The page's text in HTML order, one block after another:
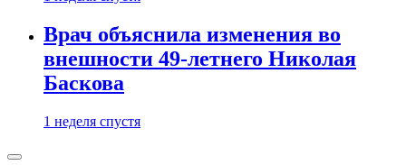
Врач объяснила изменения во
внешности 49-летнего Николая
Баскова
1 неделя спустя